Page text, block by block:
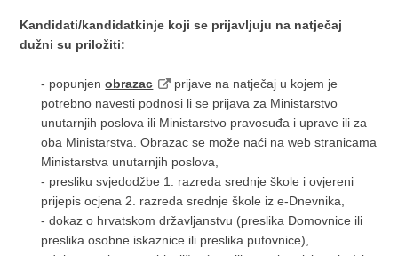
Kandidati/kandidatkinje koji se prijavljuju na natječaj
dužni su priložiti:
- popunjen obrazac
prijave na natječaj u kojem je
potrebno navesti podnosi li se prijava za Ministarstvo
unutarnjih poslova ili Ministarstvo pravosuđa i uprave ili za
oba Ministarstva. Obrazac se može naći na web stranicama
Ministarstva unutarnjih poslova,
- presliku svjedodžbe 1. razreda srednje škole i ovjereni
prijepis ocjena 2. razreda srednje škole iz e-Dnevnika,
- dokaz o hrvatskom državljanstvu (preslika Domovnice ili
preslika osobne iskaznice ili preslika putovnice),